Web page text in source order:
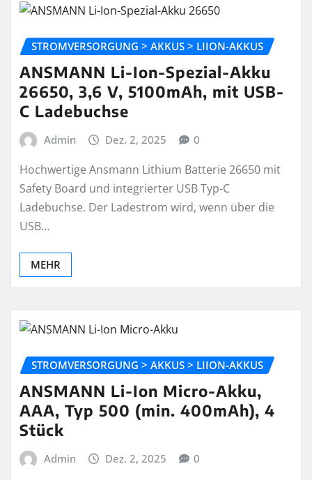
STROMVERSORGUNG > AKKUS > LIION-AKKUS
ANSMANN Li-Ion-Spezial-Akku
26650, 3,6 V, 5100mAh, mit USB-
C Ladebuchse
Admin Dez. 2, 2025 0
Hochwertige Ansmann Lithium Batterie 26650 mit
Safety Board und integrierter USB Typ-C
Ladebuchse. Der Ladestrom wird, wenn über die
USB…
MEHR
STROMVERSORGUNG > AKKUS > LIION-AKKUS
ANSMANN Li-Ion Micro-Akku,
AAA, Typ 500 (min. 400mAh), 4
Stück
Admin Dez. 2, 2025 0